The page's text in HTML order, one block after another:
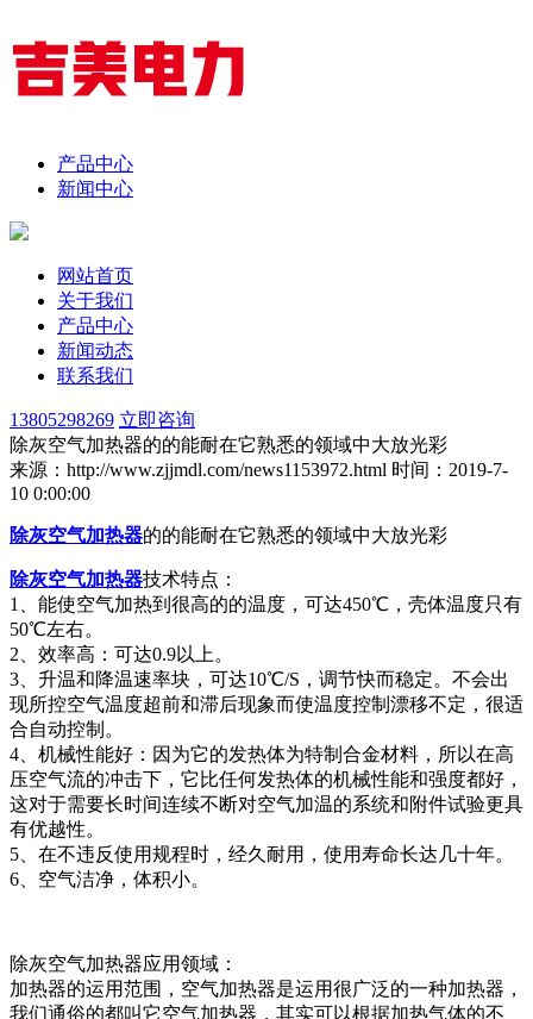
产品中心
新闻中心
网站首页
关于我们
产品中心
新闻动态
联系我们
13805298269 立即咨询
除灰空气加热器的的能耐在它熟悉的领域中大放光彩
来源：http://www.zjjmdl.com/news1153972.html 时间：2019-7-
10 0:00:00
除灰空气加热器的的能耐在它熟悉的领域中大放光彩
除灰空气加热器技术特点：
1、能使空气加热到很高的的温度，可达450℃，壳体温度只有
50℃左右。
2、效率高：可达0.9以上。
3、升温和降温速率块，可达10℃/S，调节快而稳定。不会出
现所控空气温度超前和滞后现象而使温度控制漂移不定，很适
合自动控制。
4、机械性能好：因为它的发热体为特制合金材料，所以在高
压空气流的冲击下，它比任何发热体的机械性能和强度都好，
这对于需要长时间连续不断对空气加温的系统和附件试验更具
有优越性。
5、在不违反使用规程时，经久耐用，使用寿命长达几十年。
6、空气洁净，体积小。
除灰空气加热器应用领域：
加热器的运用范围，空气加热器是运用很广泛的一种加热器，
我们通俗的都叫它空气加热器，其实可以根据加热气体的不